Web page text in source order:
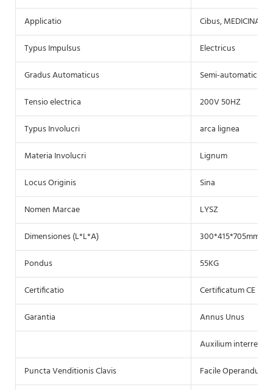
Applicatio
Cibus, MEDICINA,
Typus Impulsus
Electricus
Gradus Automaticus
Semi-automaticus
Tensio electrica
200V 50HZ
Typus Involucri
arca lignea
Materia Involucri
Lignum
Locus Originis
Sina
Nomen Marcae
LYSZ
Dimensiones (L*L*A)
300*415*705mm
Pondus
55KG
Certificatio
Certificatum CE
Garantia
Annus Unus
Auxilium
Puncta Venditionis Clavis
Facile Operandum